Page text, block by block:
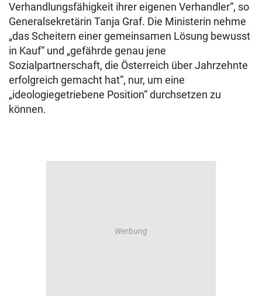
Verhandlungsfähigkeit ihrer eigenen Verhandler“, so
Generalsekretärin Tanja Graf. Die Ministerin nehme
„das Scheitern einer gemeinsamen Lösung bewusst
in Kauf“ und „gefährde genau jene
Sozialpartnerschaft, die Österreich über Jahrzehnte
erfolgreich gemacht hat“, nur, um eine
„ideologiegetriebene Position“ durchsetzen zu
können.